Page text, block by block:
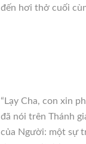
đến hơi thở cuối
“Lạy Cha, con xin
đã nói trên Thánh
của Người: một sự